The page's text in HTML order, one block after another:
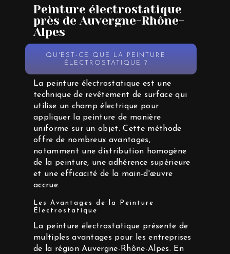
Peinture électrostatique
près de Auvergne-Rhône-
Alpes
QU'EST-CE QUE LA PEINTURE
ÉLECTROSTATIQUE ?
La peinture électrostatique est une
technique de revêtement de surface qui
utilise un champ électrique pour
appliquer la peinture de manière
uniforme sur un objet. Cette méthode
offre de nombreux avantages,
notamment une distribution homogène
de la peinture, une adhérence supérieure
et une efficacité de la main-d'œuvre
accrue.
Les Avantages de la Peinture
Électrostatique
La peinture électrostatique présente de
multiples avantages pour les entreprises
de la région Auvergne-Rhône-Alpes. En